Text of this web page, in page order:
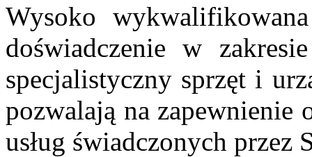
Wysoko
doświadczenie w
specjalistyczny sprzęt i
pozwalają na
usług świadczonych przez